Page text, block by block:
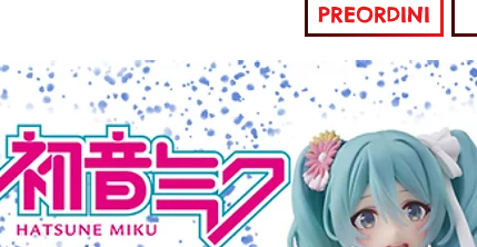
PREORDINI